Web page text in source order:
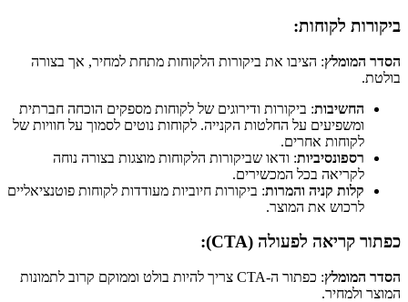
ביקורות לקוחות:
הסדר המומלץ: הציבו את ביקורות הלקוחות מתחת למחיר, אך בצורה
בולטת.
החשיבות: ביקורות ודירוגים של לקוחות מספקים הוכחה חברתית
ומשפיעים על החלטות הקנייה. לקוחות נוטים לסמוך על חוויות של
לקוחות אחרים.
רספונסיביות: ודאו שביקורות הלקוחות מוצגות בצורה נוחה
לקריאה בכל המכשירים.
קלות קניה והמרות: ביקורות חיוביות מעודדות לקוחות פוטנציאליים
לרכוש את המוצר.
כפתור קריאה לפעולה (CTA):
הסדר המומלץ
: כפתור ה-CTA צריך להיות בולט וממוקם קרוב לתמונות
המוצר ולמחיר.